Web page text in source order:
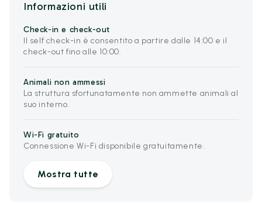
Informazioni utili
Check-in e check-out
Il self check-in è consentito a partire dalle 14:00 e il
check-out fino alle 10:00.
Animali non ammessi
La struttura sfortunatamente non ammette animali al
suo interno.
Wi-Fi gratuito
Connessione Wi-Fi disponibile gratuitamente.
Mostra tutte